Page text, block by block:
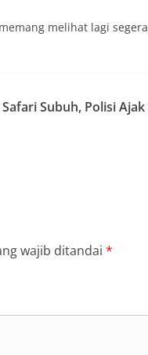
melihat lagi
Safari Subuh, Polisi
wajib ditandai *